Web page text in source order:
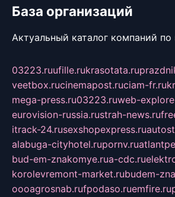
База организаций
Актуальный каталог компаний по
03223.ruufille.rukrasotata.ru
veetbox.rucinemapost.ruciam-fr.ru
mega-press.ru03223.ruweb-
eurovision-russia.rustrah-news.ru
itrack-24.rusexshopexpress.ru
alabuga-cityhotel.rupornv.ru
bud-em-znakomye.rua-cdc.ru
korolevremont-market.rubudem-
oooagrosnab.rufpodaso.ruemfire.ru